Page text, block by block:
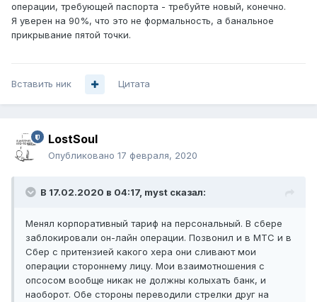
операции, требующей паспорта - требуйте новый, конечно.
Я уверен на 90%, что это не формальность, а банальное
прикрывание пятой точки.
Вставить ник Цитата
LostSoul
Опубликовано 17 февраля, 2020
В 17.02.2020 в 04:17, myst сказал:
Менял корпоративный тариф на персональный. В сбере
заблокировали он-лайн операции. Позвонил и в МТС и в
Сбер с притензией какого хера они сливают мои
операции стороннему лицу. Мои взаимотношения с
опсосом вообще никак не должны колыхать банк, и
наоборот. Обе стороны переводили стрелки друг на